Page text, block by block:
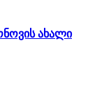
ახალი